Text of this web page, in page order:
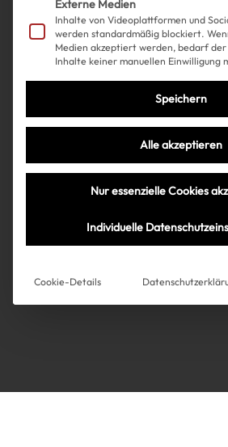
Über uns
Über uns
Instagram
Très Click
Impressum
AGB
Externe Medien
Inhalte von Videoplattformen und
werden standardmäßig blockiert.
Medien akzeptiert werden, bedarf der
Inhalte keiner manuellen Einwilligung
Speichern
Alle akzeptieren
Nur essenzielle Cookies
Individuelle
Cookie-Details